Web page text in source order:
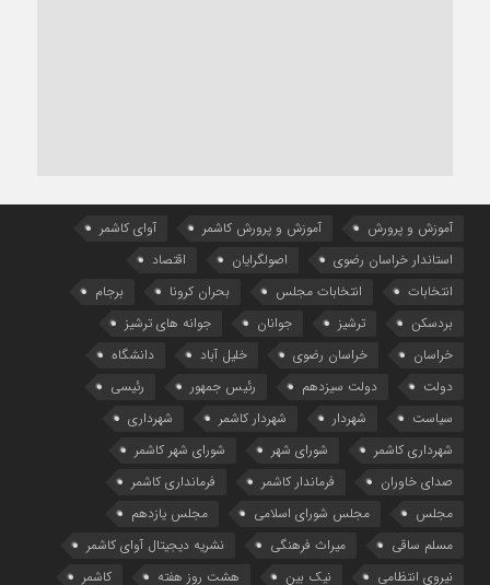
آموزش و پرورش آموزش و پرورش کاشمر
آوای کاشمر
استاندار خراسان رضوی
اصولگرایان
اقتصاد
انتخابات
انتخابات مجلس بحران کرونا
برجام
بردسکن
ترشیز جوانان
جوانه های ترشیز
خراسان
خراسان رضوی خلیل آباد
دانشگاه
دولت
دولت سیزدهم رئیس جمهور
رئیسی
سیاست
شهردار شهردار کاشمر
شهرداری
شهرداری کاشمر
شورای شهر
شورای شهر کاشمر
صدای خاوران
فرماندار کاشمر
فرمانداری کاشمر
مجلس
مجلس شورای اسلامی
مجلس یازدهم
مسلم ساقی
میراث فرهنگی
نشریه دیجیتال آوای کاشمر
نیروی انتظامی
نیک بین هشت روز هفته کاشمر